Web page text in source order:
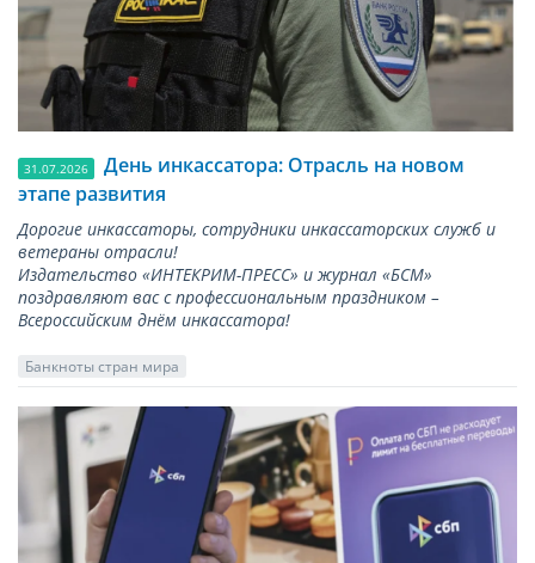
31.07.2026
День инкассатора: Отрасль на новом
этапе развития
Дорогие инкассаторы, сотрудники инкассаторских служб и
ветераны отрасли!
Издательство «ИНТЕКРИМ-ПРЕСС» и журнал «БСМ»
поздравляют вас с профессиональным праздником –
Всероссийским днём инкассатора!
Банкноты стран мира